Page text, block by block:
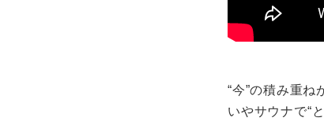
“今”の積み重
いやサウナで“